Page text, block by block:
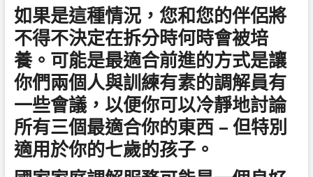
如果是這種情況，您和您的伴侶將
不得不決定在拆分時何時會被培
養。可能是最適合前進的方式是讓
你們兩個人與訓練有素的調解員有
一些會議，以便你可以冷靜地討論
所有三個最適合你的東西 – 但特別
適用於你的七歲的孩子。